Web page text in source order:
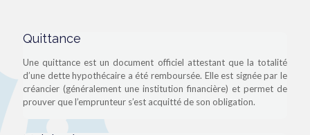
Quittance
Une quittance est un document officiel attestant que la totalité
d’une dette hypothécaire a été remboursée. Elle est signée par le
créancier (généralement une institution financière) et permet de
prouver que l’emprunteur s’est acquitté de son obligation.